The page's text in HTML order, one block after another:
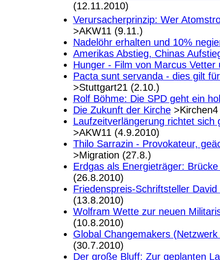
(12.11.2010)
Verursacherprinzip: Wer
>AKW11 (9.11.)
Nadelöhr erhalten und 10%
Amerikas Abstieg, Chinas
Hunger - Film von Marcus Vetter
Pacta sunt servanda - dies gilt
>Stuttgart21 (2.10.)
Rolf Böhme: Die SPD geht ein
Die Zukunft der Kirche>Kirchen4
Laufzeitverlängerung richtet sich
>AKW11 (4.9.2010)
Thilo Sarrazin - Provokateur,
>Migration (27.8.)
Erdgas als Energieträger:
(26.8.2010)
Friedenspreis-Schriftsteller
(13.8.2010)
Wolfram Wette zur neuen
(10.8.2010)
Global Changemakers
(30.7.2010)
Der große Bluff: Zur geplanten